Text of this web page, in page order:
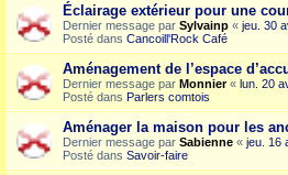
Éclairage extérieur pour une
Dernier message par Sylvainp « jeu. 30
Posté dans Cancoill'Rock Café
Aménagement de l’espace
Dernier message par Monnier« lun. 20
Posté dans Parlers comtois
Aménager la maison pour les
Dernier message par Sabienne « jeu. 16
Posté dans Savoir-faire